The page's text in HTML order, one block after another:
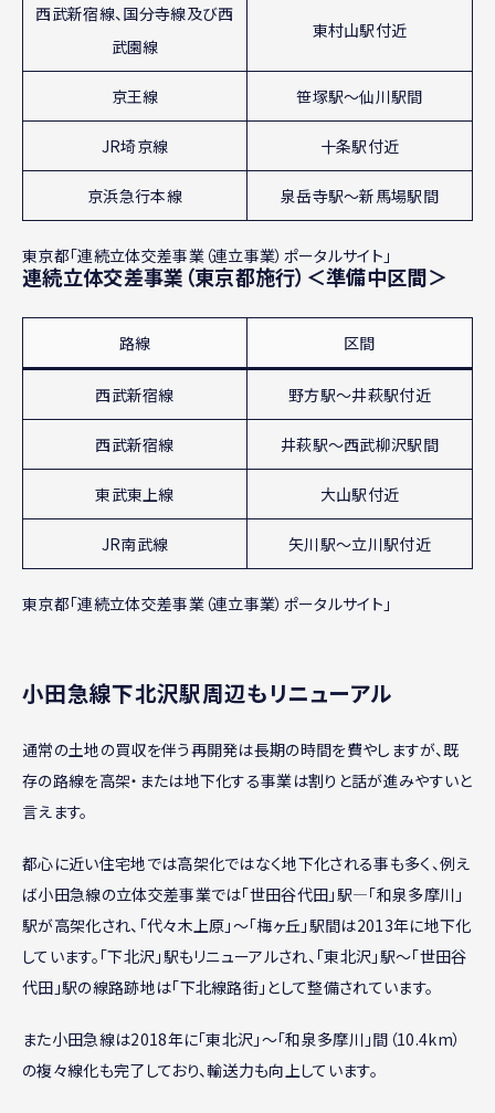
西武新宿線、国分寺線及び西
武園線
東村山駅付近
京王線 笹塚駅〜仙川駅間
JR埼京線 十条駅付近
京浜急行本線 泉岳寺駅〜新馬場駅間
東京都「連続立体交差事業（連立事業）ポータルサイト」
連続立体交差事業（東京都施行）＜準備中区間＞
路線 区間
西武新宿線 野方駅〜井萩駅付近
西武新宿線 井萩駅〜西武柳沢駅間
東武東上線 大山駅付近
JR南武線 矢川駅〜立川駅付近
東京都「連続立体交差事業（連立事業）ポータルサイト」
小田急線下北沢駅周辺もリニューアル
通常の土地の買収を伴う再開発は長期の時間を費やしますが、既
存の路線を高架・または地下化する事業は割りと話が進みやすいと
言えます。
都心に近い住宅地では高架化ではなく地下化される事も多く、例え
ば小田急線の立体交差事業では「世田谷代田」駅―「和泉多摩川」
駅が高架化され、「代々木上原」～「梅ヶ丘」駅間は2013年に地下化
しています。「下北沢」駅もリニューアルされ、「東北沢」駅〜「世田谷
代田」駅の線路跡地は「下北線路街」として整備されています。
また小田急線は2018年に「東北沢」～「和泉多摩川」間（10.4km）
の複々線化も完了しており、輸送力も向上しています。